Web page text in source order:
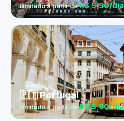
ilimitado a partir deR$ 5,90/dia
🇵🇹 Portugal
ilimitado a partir deR$ 5,90/dia